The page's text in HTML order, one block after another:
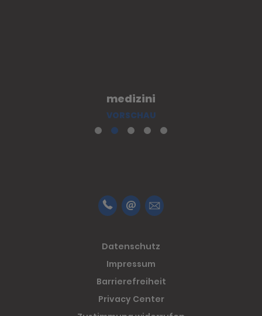
medizini
VORSCHAU
Datenschutz
Impressum
Barrierefreiheit
Privacy Center